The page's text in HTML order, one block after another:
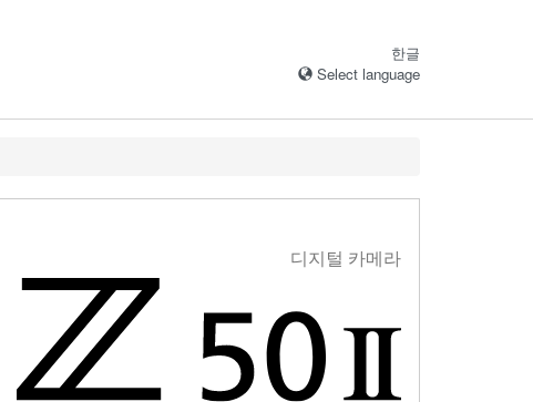
한글
Select language
디지털 카메라